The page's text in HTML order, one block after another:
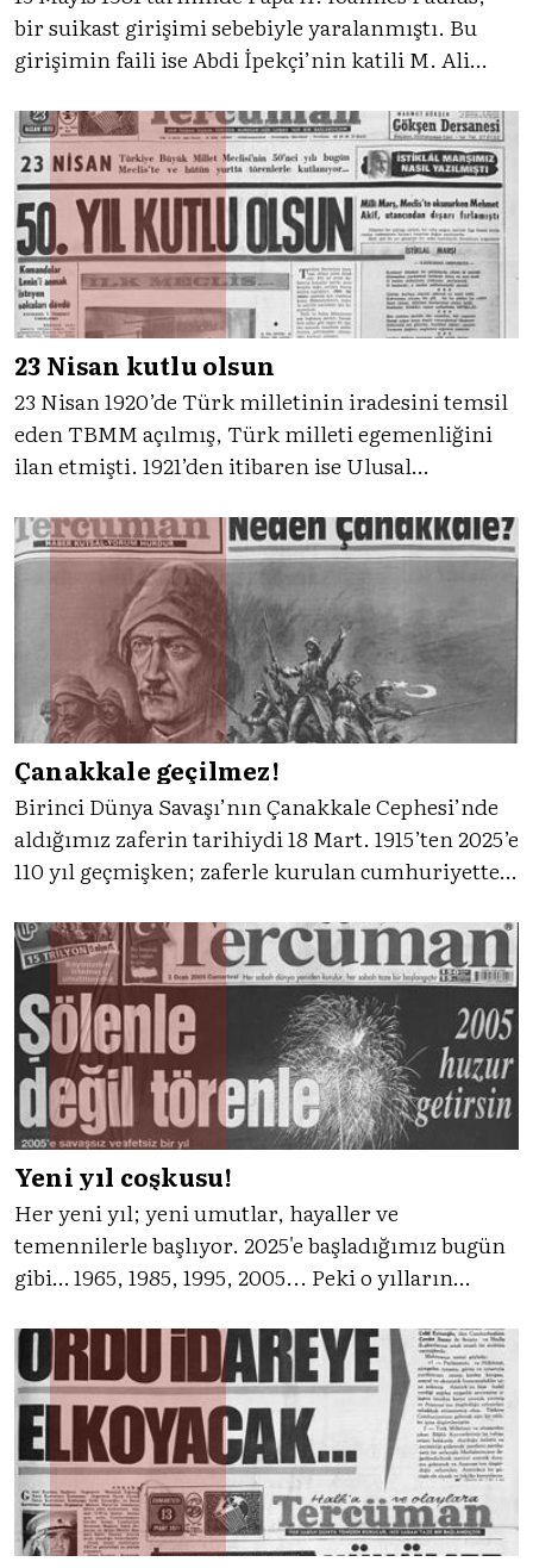
bir suikast girişimi sebebiyle yaralanmıştı. Bu
girişimin faili ise Abdi İpekçi’nin katili M. Ali
uyandıran bu olaya Tercüman’ın tanıklığıyla
birlikte bakalım.
23 Nisan kutlu olsun
23 Nisan 1920’de Türk milletinin iradesini temsil
eden TBMM açılmış, Türk milleti egemenliğini
ilan etmişti. 1921’den itibaren ise Ulusal
Bayramı olarak da kutlanmaya başlanmıştı. Gelin,
Tercüman’ın eşliğinde 23 Nisan kutlamalarına
birlikte bakalım.
Çanakkale geçilmez!
Birinci Dünya Savaşı’nın Çanakkale Cephesi’nde
aldığımız zaferin tarihiydi 18 Mart. 1915’ten 2025’e
110 yıl geçmişken; zaferle kurulan cumhuriyette o
Tercüman, peki bu bayramları nasıl geçirmişti?
Gelin 1956, 1981 ve 1986 tarihlerine birlikte
bakalım.
Yeni yıl coşkusu!
Her yeni yıl; yeni umutlar, hayaller ve
temennilerle başlıyor. 2025'e başladığımız bugün
gibi… 1965, 1985, 1995, 2005... Peki o yılların
nasıl başlamıştı, gelin Tercüman'ın tanıklığıyla
birlikte bakalım.